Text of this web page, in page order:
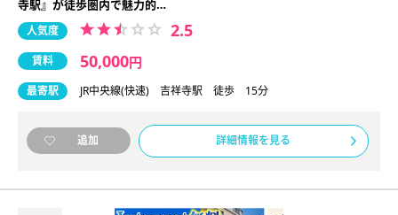
寺駅』が徒歩圏内で魅力的…
人気度 2.5
賃料 50,000円
最寄駅 JR中央線(快速) 吉祥寺駅 徒歩 15分
追加 詳細情報を見る